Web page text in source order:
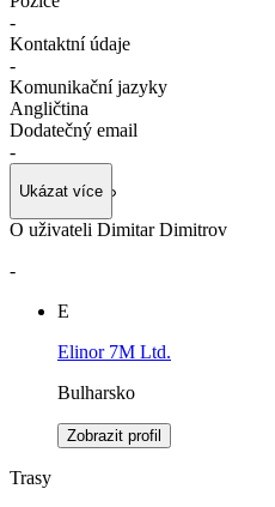
-
Kontaktní údaje
-
Komunikační jazyky
Angličtina
Dodatečný email
-
Ukázat více
O uživateli Dimitar Dimitrov
-
E
Elinor 7M Ltd.
Bulharsko
Zobrazit profil
Trasy